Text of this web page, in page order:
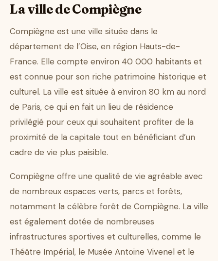
La ville de Compiègne
Compiègne est une ville située dans le
département de l’Oise, en région Hauts-de-
France. Elle compte environ 40 000 habitants et
est connue pour son riche patrimoine historique et
culturel. La ville est située à environ 80 km au nord
de Paris, ce qui en fait un lieu de résidence
privilégié pour ceux qui souhaitent profiter de la
proximité de la capitale tout en bénéficiant d’un
cadre de vie plus paisible.
Compiègne offre une qualité de vie agréable avec
de nombreux espaces verts, parcs et forêts,
notamment la célèbre forêt de Compiègne. La ville
est également dotée de nombreuses
infrastructures sportives et culturelles, comme le
Théâtre Impérial, le Musée Antoine Vivenel et le